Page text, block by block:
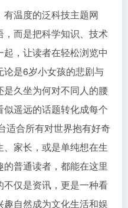
温度的泛科技主题网
而是把科学知识、技术
，让读者在轻松浏览中
是6岁小女孩的悲剧与
久坐为何对不同人的腰
遥远的话题转化成每个
适合所有对世界抱有好奇
家长，或是单纯想在生
普通读者，都能在这里
仅是资讯，更是一种看
自然成为文化生活和娱